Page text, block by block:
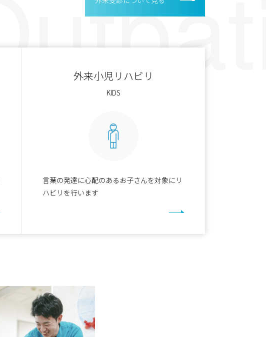
外来小児リハビリ
KIDS
言葉の発達に心配のあるお子さんを対象にリ
ハビリを行います